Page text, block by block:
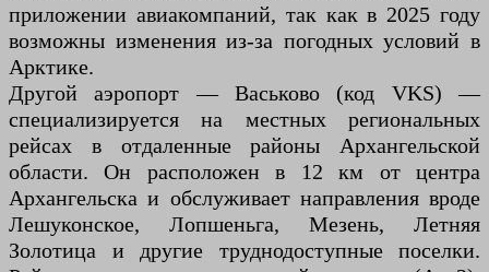
приложении авиакомпаний, так как в 2025 году
возможны изменения из-за погодных условий в
Арктике.
Другой аэропорт — Васьково (код VKS) —
специализируется на местных региональных
рейсах в отдаленные районы Архангельской
области. Он расположен в 12 км от центра
Архангельска и обслуживает направления вроде
Лешуконское, Лопшеньга, Мезень, Летняя
Золотица и другие труднодоступные поселки.